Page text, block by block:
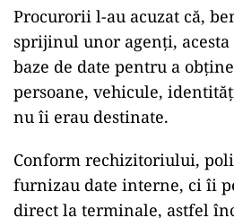
acces ilegal la un sistem
dosar au fost judecați și
Parchetul de pe lângă
cazul în judecată, după o
care a scos la iveală modul
polițiștii din anturajul său ar
informatice ale MAI ca pe
personal”.